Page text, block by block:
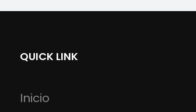
QUICK LINK
Inicio